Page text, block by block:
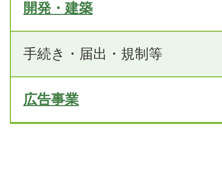
開発・建築
手続き・届出・規制等
広告事業